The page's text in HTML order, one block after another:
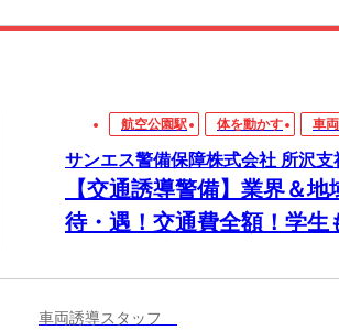
航空公園駅 体を動かす 車
サンエス警備保障株式会社 所沢支
【交通誘導警備】業界＆
待・遇！交通費全額！学生
車両誘導スタッフ